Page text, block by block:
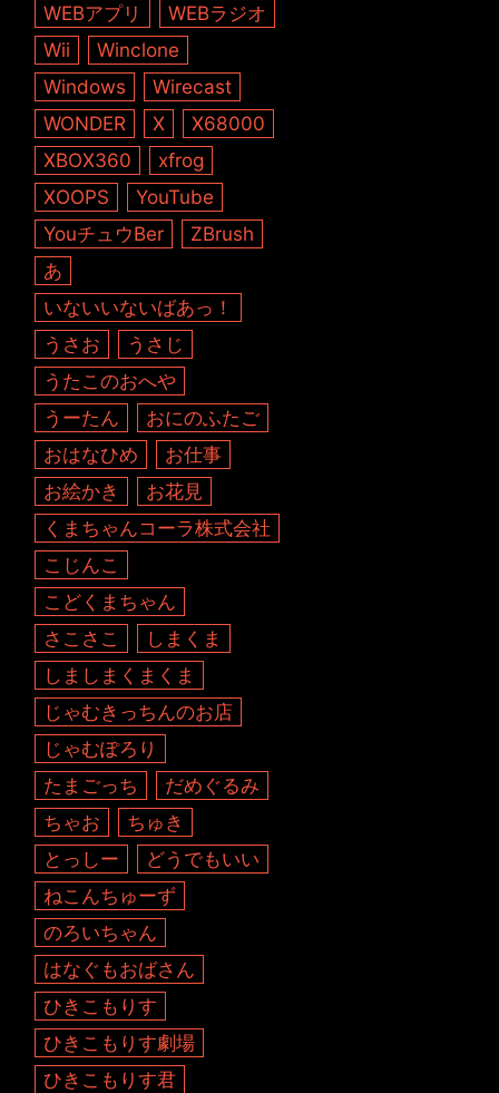
WEBアプリ
WEBラジオ
Wii
Winclone
Windows
Wirecast
WONDER
X
X68000
XBOX360
xfrog
XOOPS
YouTube
YouチュウBer
ZBrush
あ
いないいないばあっ！
うさお
うさじ
うたこのおへや
うーたん
おにのふたご
おはなひめ
お仕事
お絵かき
お花見
くまちゃんコーラ株式会社
こじんこ
こどくまちゃん
さこさこ
しまくま
しましまくまくま
じゃむきっちんのお店
じゃむぽろり
たまごっち
だめぐるみ
ちゃお
ちゅき
とっしー
どうでもいい
ねこんちゅーず
のろいちゃん
はなぐもおばさん
ひきこもりす
ひきこもりす劇場
ひきこもりす君